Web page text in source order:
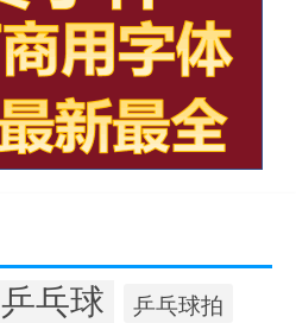
乒乓球 乒乓球拍